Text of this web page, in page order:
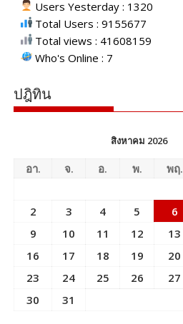
Users Yesterday : 1320
Total Users : 9155677
Total views : 41608159
Who's Online : 7
ปฎิทิน
สิงหาคม 2026
อา. จ. อ. พ. พฤ.
2
3 4 5 6
9
10 11 12 13
16
17 18 19 20
23
24 25 26 27
30
31